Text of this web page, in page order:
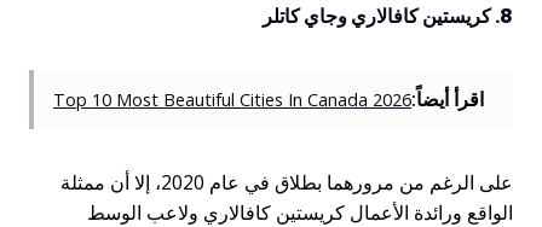
8. كريستين كافالاري وجاي كاتلر
اقرأ أيضاً:Top 10 Most Beautiful Cities In Canada 2026
على الرغم من مرورهما بطلاق في عام 2020، إلا أن ممثلة
الواقع ورائدة الأعمال كريستين كافالاري ولاعب الوسط